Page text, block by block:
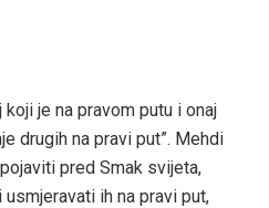
koji je na pravom putu i onaj
drugih na pravi put”. Mehdi
pred Smak svijeta,
ih na pravi put,